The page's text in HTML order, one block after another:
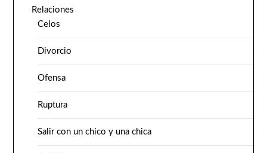
Relaciones
Celos
Divorcio
Ofensa
Ruptura
Salir con un chico y una chica